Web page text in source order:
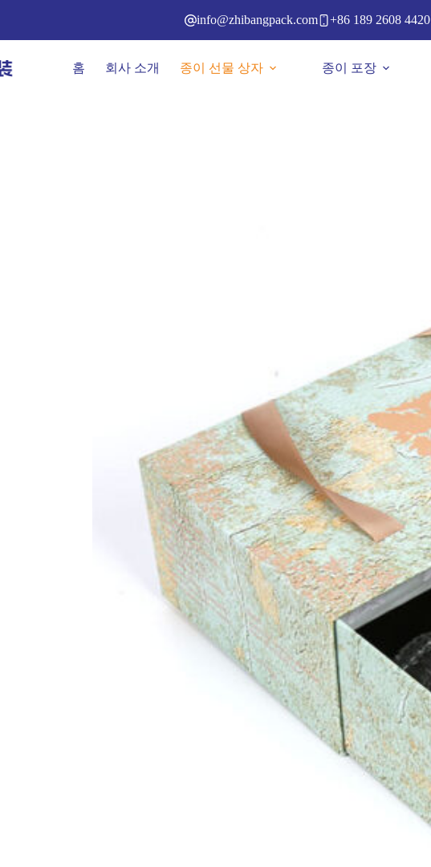
으
로
건
info@zhibangpack.com +86 189 2608 4420
홈 회사 소개 종이 선물 상자 종이 포장